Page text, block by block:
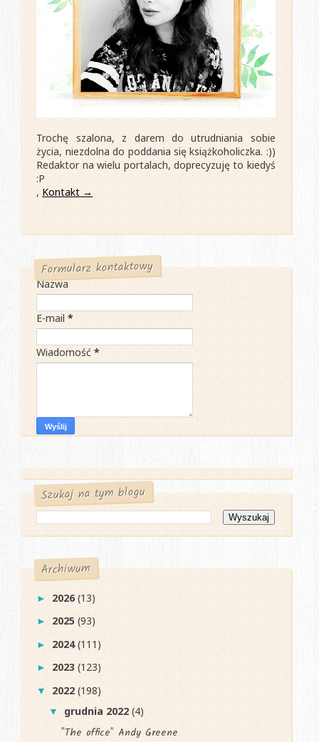
Trochę szalona, z darem do utrudniania sobie
życia, niezdolna do poddania się książkoholiczka. :))
Redaktor na wielu portalach, doprecyzuję to kiedyś
:P
, Kontakt →
Formularz kontaktowy
Nazwa
E-mail*
Wiadomość*
Szukaj na tym blogu
Archiwum
► 2026(13)
► 2025(93)
► 2024(111)
► 2023(123)
▼ 2022(198)
▼ grudnia 2022(4)
"The office" Andy Greene